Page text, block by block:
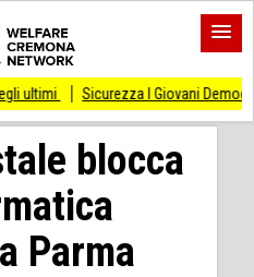
Sicurezza I Giovani Democratici
blocca
Parma